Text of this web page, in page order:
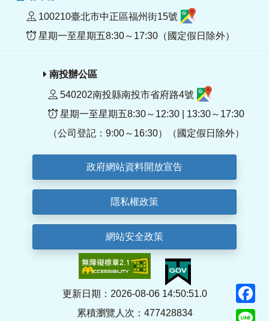
100210臺北市中正區福州街15號
星期一至星期五8:30～17:30（國定假日除外）
南投辦公區
540202南投縣南投市省府路4號
星期一至星期五8:30～12:30 | 13:30～17:30
（公司登記：9:00～16:30）（國定假日除外）
政府網站資料開放宣告
隱私權政策
網站安全政策
更新日期：2026-08-06 14:50:51.0
累積瀏覽人次：477428834